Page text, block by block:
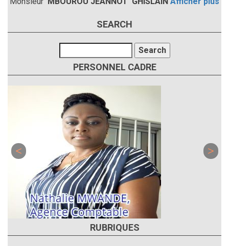
SEARCH
PERSONNEL CADRE
RUBRIQUES